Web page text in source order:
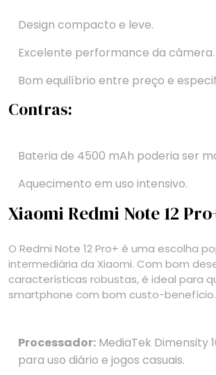
Design compacto e leve.
Excelente performance da câmera.
Bom equilíbrio entre preço e
Contras:
Bateria de 4500 mAh poderia ser
Aquecimento em uso intensivo.
Xiaomi Redmi Note 12
O Redmi Note 12 Pro+ é uma escolha
intermediária da Xiaomi. Com bom
características robustas, é ideal para
smartphone com bom custo-benefício.
Processador: MediaTek Dimensity
para uso diário e jogos casuais.